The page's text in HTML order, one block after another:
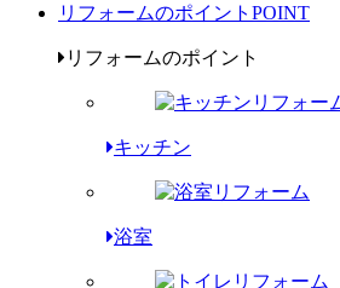
リフォームのポイント POINT
リフォームのポイント
キッチン
浴室